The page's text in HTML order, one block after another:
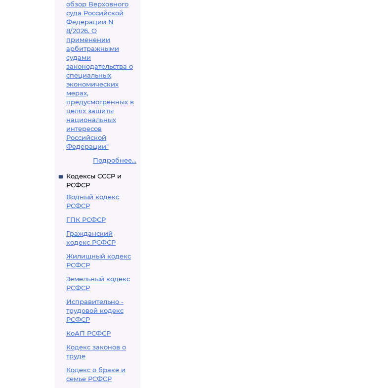
обзор Верховного
суда Российской
Федерации N
8/2026. О
применении
арбитражными
судами
законодательства о
специальных
экономических
мерах,
предусмотренных в
целях защиты
национальных
интересов
Российской
Федерации"
Подробнее...
Кодексы СССР и
РСФСР
Водный кодекс
РСФСР
ГПК РСФСР
Гражданский
кодекс РСФСР
Жилищный кодекс
РСФСР
Земельный кодекс
РСФСР
Исправительно -
трудовой кодекс
РСФСР
КоАП РСФСР
Кодекс законов о
труде
Кодекс о браке и
семье РСФСР